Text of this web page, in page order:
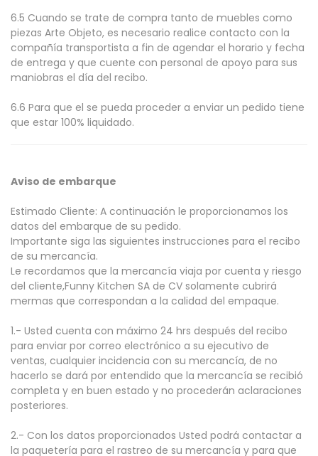
6.5 Cuando se trate de compra tanto de muebles como
piezas Arte Objeto, es necesario realice contacto con la
compañía transportista a fin de agendar el horario y fecha
de entrega y que cuente con personal de apoyo para sus
maniobras el día del recibo.
6.6 Para que el se pueda proceder a enviar un pedido tiene
que estar 100% liquidado.
Aviso de embarque
Estimado Cliente: A continuación le proporcionamos los
datos del embarque de su pedido.
Importante siga las siguientes instrucciones para el recibo
de su mercancía.
Le recordamos que la mercancía viaja por cuenta y riesgo
del cliente,Funny Kitchen SA de CV solamente cubrirá
mermas que correspondan a la calidad del empaque.
1.- Usted cuenta con máximo 24 hrs después del recibo
para enviar por correo electrónico a su ejecutivo de
ventas, cualquier incidencia con su mercancía, de no
hacerlo se dará por entendido que la mercancía se recibió
completa y en buen estado y no procederán aclaraciones
posteriores.
2.- Con los datos proporcionados Usted podrá contactar a
la paquetería para el rastreo de su mercancía y para que